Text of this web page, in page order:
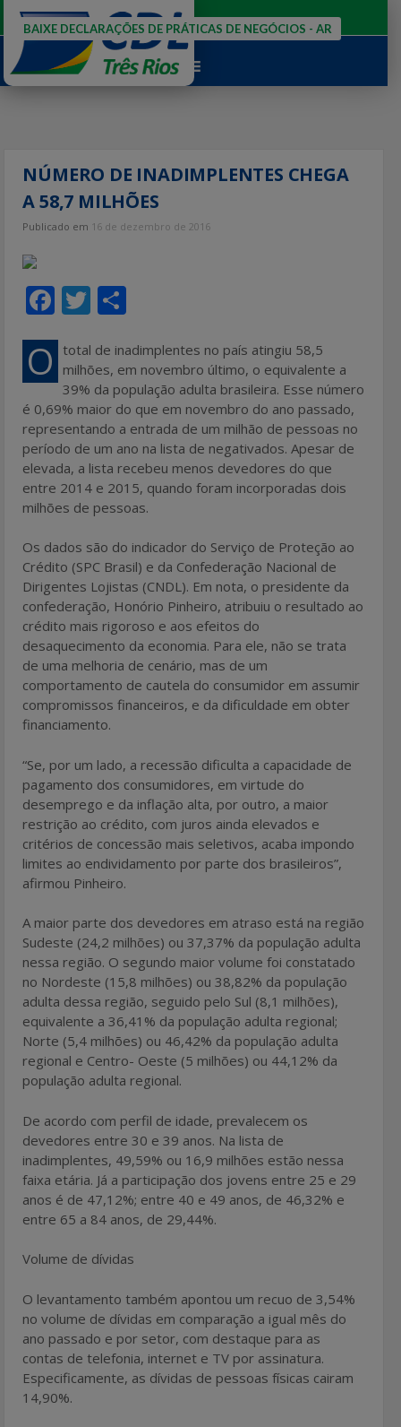
para
conteúdo
BAIXE DECLARAÇÕES DE PRÁTICAS DE NEGÓCIOS - AR
NÚMERO DE INADIMPLENTES CHEGA
A 58,7 MILHÕES
Publicado em 16 de dezembro de 2016
F
ac
e
b
o
o
k
T
w
itt
er
ar
e
O
total de inadimplentes no país atingiu 58,5
milhões, em novembro último, o equivalente a
39% da população adulta brasileira. Esse número
é 0,69% maior do que em novembro do ano passado,
representando a entrada de um milhão de pessoas no
período de um ano na lista de negativados. Apesar de
elevada, a lista recebeu menos devedores do que
entre 2014 e 2015, quando foram incorporadas dois
milhões de pessoas.
Os dados são do indicador do Serviço de Proteção ao
Crédito (SPC Brasil) e da Confederação Nacional de
Dirigentes Lojistas (CNDL). Em nota, o presidente da
confederação, Honório Pinheiro, atribuiu o resultado ao
crédito mais rigoroso e aos efeitos do
desaquecimento da economia. Para ele, não se trata
de uma melhoria de cenário, mas de um
comportamento de cautela do consumidor em assumir
compromissos financeiros, e da dificuldade em obter
financiamento.
“Se, por um lado, a recessão dificulta a capacidade de
pagamento dos consumidores, em virtude do
desemprego e da inflação alta, por outro, a maior
restrição ao crédito, com juros ainda elevados e
critérios de concessão mais seletivos, acaba impondo
limites ao endividamento por parte dos brasileiros”,
afirmou Pinheiro.
A maior parte dos devedores em atraso está na região
Sudeste (24,2 milhões) ou 37,37% da população adulta
nessa região. O segundo maior volume foi constatado
no Nordeste (15,8 milhões) ou 38,82% da população
adulta dessa região, seguido pelo Sul (8,1 milhões),
equivalente a 36,41% da população adulta regional;
Norte (5,4 milhões) ou 46,42% da população adulta
regional e Centro- Oeste (5 milhões) ou 44,12% da
população adulta regional.
De acordo com perfil de idade, prevalecem os
devedores entre 30 e 39 anos. Na lista de
inadimplentes, 49,59% ou 16,9 milhões estão nessa
faixa etária. Já a participação dos jovens entre 25 e 29
anos é de 47,12%; entre 40 e 49 anos, de 46,32% e
entre 65 a 84 anos, de 29,44%.
Volume de dívidas
O levantamento também apontou um recuo de 3,54%
no volume de dívidas em comparação a igual mês do
ano passado e por setor, com destaque para as
contas de telefonia, internet e TV por assinatura.
Especificamente, as dívidas de pessoas físicas cairam
14,90%.